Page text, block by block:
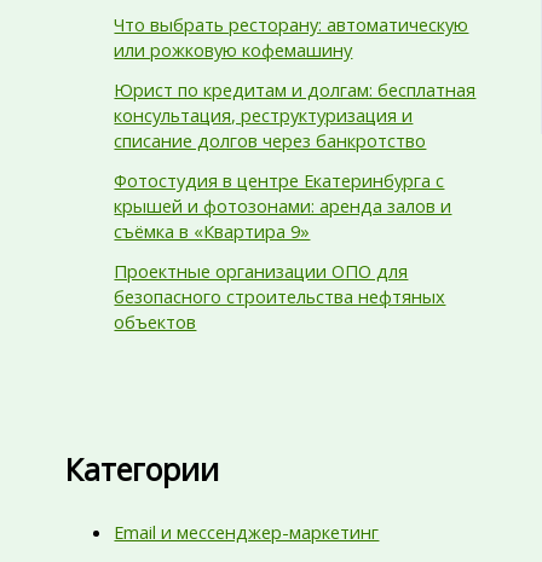
Что выбрать ресторану: автоматическую
или рожковую кофемашину
Юрист по кредитам и долгам: бесплатная
консультация, реструктуризация и
списание долгов через банкротство
Фотостудия в центре Екатеринбурга с
крышей и фотозонами: аренда залов и
съёмка в «Квартира 9»
Проектные организации ОПО для
безопасного строительства нефтяных
объектов
Категории
Email и мессенджер-маркетинг